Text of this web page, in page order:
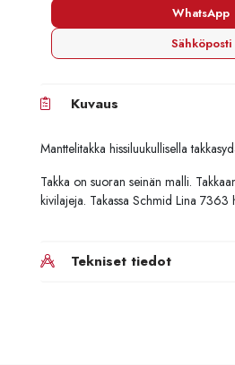
WhatsApp
Sähköposti
Kuvaus
Manttelitakka hissiluukullisella
Takka on suoran seinän malli.
kivilajeja. Takassa Schmid Lina 7363
Tekniset tiedot